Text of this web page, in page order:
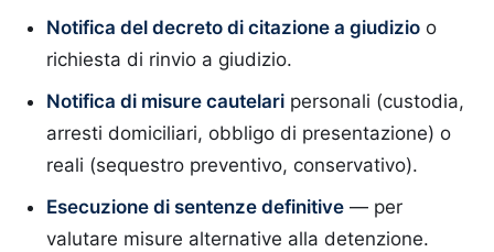
Notifica del decreto di citazione a giudizio o
richiesta di rinvio a giudizio.
Notifica di misure cautelari personali (custodia,
arresti domiciliari, obbligo di presentazione) o
reali (sequestro preventivo, conservativo).
Esecuzione di sentenze definitive — per
valutare misure alternative alla detenzione.